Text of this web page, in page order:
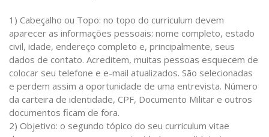
1) Cabeçalho ou Topo: no topo do curriculum devem
aparecer as informações pessoais: nome completo, estado
civil, idade, endereço completo e, principalmente, seus
dados de contato. Acreditem, muitas pessoas esquecem de
colocar seu telefone e e-mail atualizados. São selecionadas
e perdem assim a oportunidade de uma entrevista. Número
da carteira de identidade, CPF, Documento Militar e outros
documentos ficam de fora.
2) Objetivo: o segundo tópico do seu curriculum vitae